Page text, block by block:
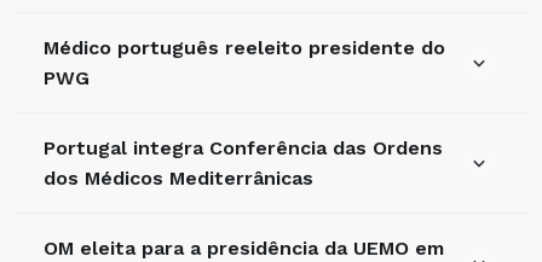
Médico português reeleito presidente do
PWG
Portugal integra Conferência das Ordens
dos Médicos Mediterrânicas
OM eleita para a presidência da UEMO em